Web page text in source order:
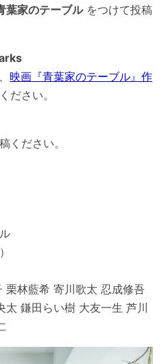
葉家のテーブルをつけて投稿
映画『青葉家のテーブル』作
ださい。
ください。
栗林藍希 寄川歌太 忍成修吾
太 鎌田らい樹 大友一生 芦川